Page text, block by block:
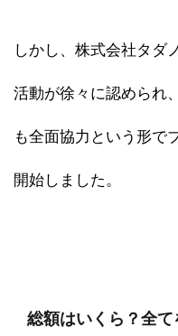
しかし、株式会社タダ
活動が徐々に認められ
も全面協力という形で
開始しました。
総額はいくら？全て